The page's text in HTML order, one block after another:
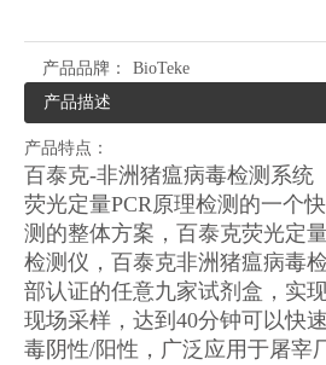
产品品牌：
BioTeke
产品描述
产品特点：
百泰克-非洲猪瘟病毒检测系统
荧光定量PCR原理检测的一个
测的整体方案，百泰克荧光定
检测仪，百泰克非洲猪瘟病毒
部认证的任意九家试剂盒，实
现场采样，达到40分钟可以快
毒阴性/阳性，广泛应用于屠宰